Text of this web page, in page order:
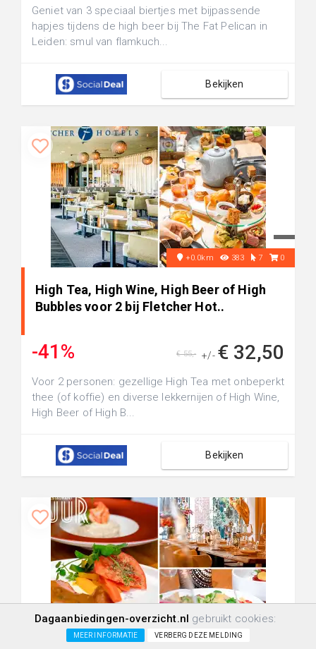
Geniet van 3 speciaal biertjes met bijpassende
hapjes tijdens de high beer bij The Fat Pelican in
Leiden: smul van flamkuch...
Bekijken
+0.0km 383 7 0
High Tea, High Wine, High Beer of High
Bubbles voor 2 bij Fletcher Hot..
-41% +/- € 32,50
€ 55,-
Voor 2 personen: gezellige High Tea met onbeperkt
thee (of koffie) en diverse lekkernijen of High Wine,
High Beer of High B...
Bekijken
Dagaanbiedingen-overzicht.nl gebruikt cookies:
MEER INFORMATIE VERBERG DEZE MELDING